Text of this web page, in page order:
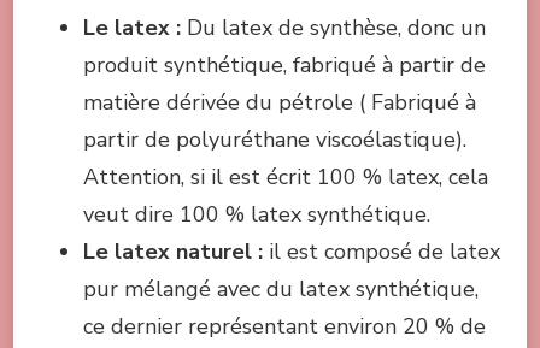
Le latex : Du latex de synthèse, donc un
produit synthétique, fabriqué à partir de
matière dérivée du pétrole ( Fabriqué à
partir de polyuréthane viscoélastique).
Attention, si il est écrit 100 % latex, cela
veut dire 100 % latex synthétique.
Le latex naturel : il est composé de latex
pur mélangé avec du latex synthétique,
ce dernier représentant environ 20 % de